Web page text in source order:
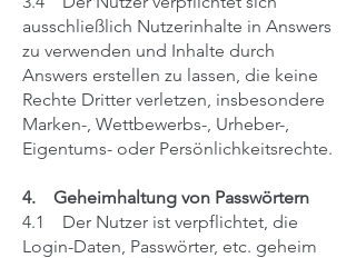
ausschließlich Nutzerinhalte in Answers
zu verwenden und Inhalte durch
Answers erstellen zu lassen, die keine
Rechte Dritter verletzen, insbesondere
Marken-, Wettbewerbs-, Urheber-,
Eigentums- oder Persönlichkeitsrechte.
4. Geheimhaltung von Passwörtern
4.1 Der Nutzer ist verpflichtet, die
Login-Daten, Passwörter, etc. geheim